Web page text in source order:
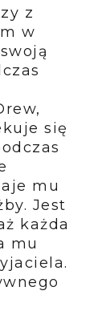
z
w
się
mu
Jest
każda
mu
.